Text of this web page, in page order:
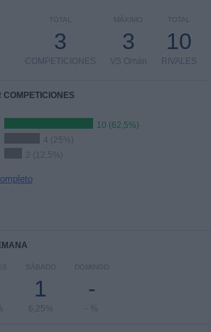
TOTAL
10
RIVALES
MÁXIMO
3
VS Omán
TOTAL
3
COMPETICIONES
COMPETICIONES
10 (62,5%)
4 (25%)
2 (12,5%)
SÁBADO
1
6,25%
DOMINGO
-
- %